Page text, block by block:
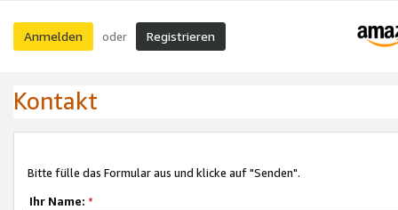
Anmelden oder Registrieren
Kontakt
Bitte fülle das Formular aus und klicke auf "Senden".
Ihr Name: *